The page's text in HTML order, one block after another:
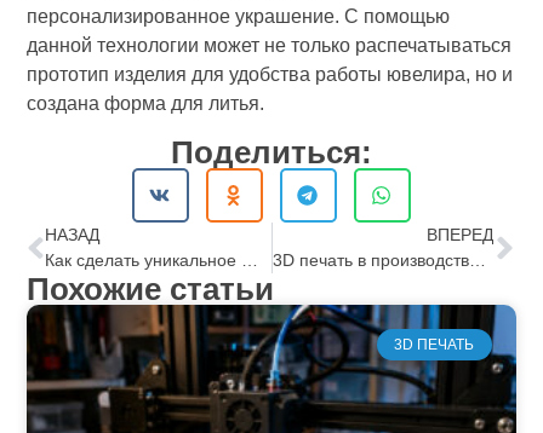
персонализированное украшение. С помощью
данной технологии может не только распечатываться
прототип изделия для удобства работы ювелира, но и
создана форма для литья.
Поделиться:
НАЗАД
ВПЕРЕД
3D печать в производстве зубных имплантов
Похожие статьи
3D ПЕЧАТЬ